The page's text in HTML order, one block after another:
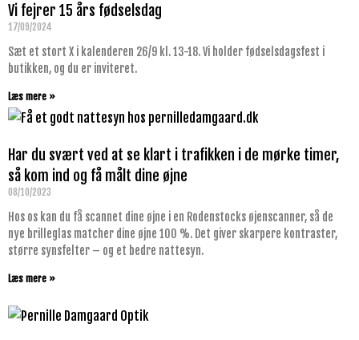
Vi fejrer 15 års fødselsdag
17/09/2024
Sæt et stort X i kalenderen 26/9 kl. 13-18. Vi holder fødselsdagsfest i
butikken, og du er inviteret.
Læs mere »
Har du svært ved at se klart i trafikken i de mørke timer,
så kom ind og få målt dine øjne
08/10/2023
Hos os kan du få scannet dine øjne i en Rodenstocks øjenscanner, så de
nye brilleglas matcher dine øjne 100 %. Det giver skarpere kontraster,
større synsfelter – og et bedre nattesyn.
Læs mere »